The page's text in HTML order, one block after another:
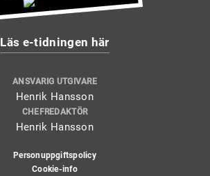
Läs e-tidningen här
ANSVARIG UTGIVARE
Henrik Hansson
CHEFREDAKTÖR
Henrik Hansson
Personuppgiftspolicy
Cookie-info